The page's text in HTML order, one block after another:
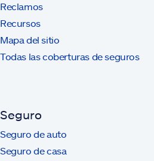
Reclamos
Recursos
Mapa del sitio
Todas las coberturas de seguros
Seguro
Seguro de auto
Seguro de casa